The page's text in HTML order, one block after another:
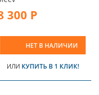
300 Р
НЕТ В НАЛИЧИИ
ИЛИ КУПИТЬ В 1 КЛИК!